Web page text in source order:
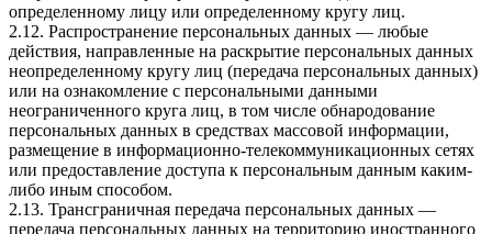
определенному лицу или определенному кругу лиц.
2.12. Распространение персональных данных — любые
действия, направленные на раскрытие персональных данных
неопределенному кругу лиц (передача персональных данных)
или на ознакомление с персональными данными
неограниченного круга лиц, в том числе обнародование
персональных данных в средствах массовой информации,
размещение в информационно-телекоммуникационных сетях
или предоставление доступа к персональным данным каким-
либо иным способом.
2.13. Трансграничная передача персональных данных —
передача персональных данных на территорию иностранного